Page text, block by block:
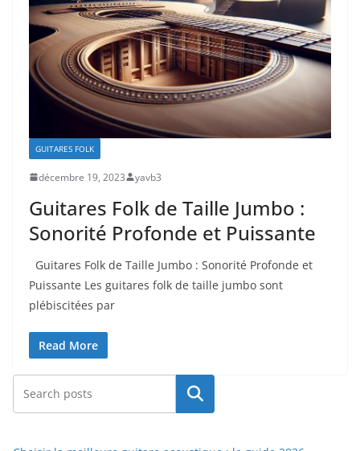
GUITARES FOLK
décembre 19, 2023 yavb3
Guitares Folk de Taille Jumbo :
Sonorité Profonde et Puissante
Guitares Folk de Taille​ Jumbo : Sonorité Profonde et
Puissante Les guitares folk de taille jumbo sont
plébiscitées par
Read More
Rechercher